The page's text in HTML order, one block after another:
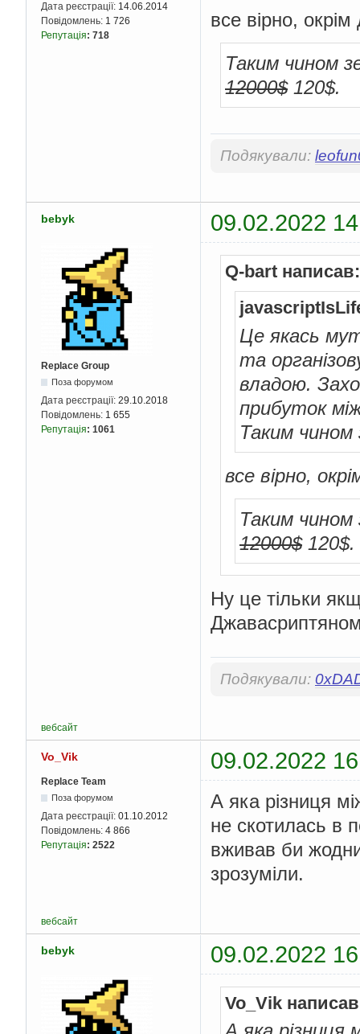
Дата реєстрації: 14.06.2014
Повідомлень: 1 726
Репутація: 718
все вірно, окрім
Таким чином
12000$120$.
Подякували:
bebyk 09.02.2022
Replace Group
Поза форумом
Дата реєстрації: 29.10.2018
Повідомлень: 1 655
Репутація: 1061
Q-bart написав:
Це якась
та
владою.
прибуток
Таким чином
все вірно,
Таким чином
12000$120$.
Ну це тільки
Подякували:
вебсайт
Vo_Vik 09.02.2022
Replace Team
Поза форумом
Дата реєстрації: 01.10.2012
Повідомлень: 4 866
Репутація: 2522
А яка різниця
не скотилась в
вживав би
зрозуміли.
вебсайт
bebyk 09.02.2022
Vo_Vik